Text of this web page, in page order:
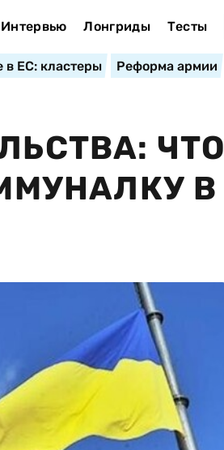
Интервью Лонгриды Тесты
в ЕС: кластеры Реформа армии
ЧТО
В